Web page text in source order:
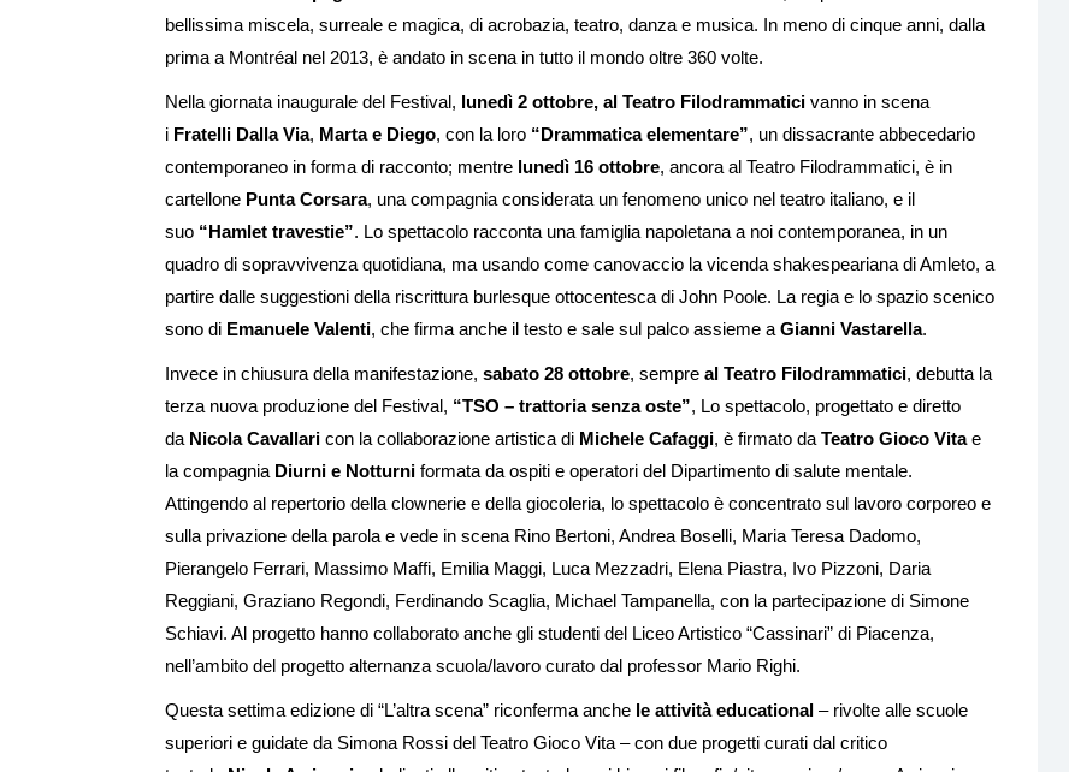
bellissima miscela, surreale e magica, di acrobazia, teatro, danza e musica. In meno di cinque anni, dalla
prima a Montréal nel 2013, è andato in scena in tutto il mondo oltre 360 volte.
Nella giornata inaugurale del Festival, lunedì 2 ottobre, al Teatro Filodrammatici vanno in scena
i Fratelli Dalla Via, Marta e Diego, con la loro “Drammatica elementare”, un dissacrante abbecedario
contemporaneo in forma di racconto; mentre lunedì 16 ottobre, ancora al Teatro Filodrammatici, è in
cartellone Punta Corsara, una compagnia considerata un fenomeno unico nel teatro italiano, e il
suo “Hamlet travestie”. Lo spettacolo racconta una famiglia napoletana a noi contemporanea, in un
quadro di sopravvivenza quotidiana, ma usando come canovaccio la vicenda shakespeariana di Amleto, a
partire dalle suggestioni della riscrittura burlesque ottocentesca di John Poole. La regia e lo spazio scenico
sono di Emanuele Valenti, che firma anche il testo e sale sul palco assieme a Gianni Vastarella.
Invece in chiusura della manifestazione, sabato 28 ottobre, sempre al Teatro Filodrammatici, debutta la
terza nuova produzione del Festival, “TSO – trattoria senza oste”, Lo spettacolo, progettato e diretto
da Nicola Cavallari con la collaborazione artistica di Michele Cafaggi, è firmato da Teatro Gioco Vitae
la compagnia Diurni e Notturni formata da ospiti e operatori del Dipartimento di salute mentale.
Attingendo al repertorio della clownerie e della giocoleria, lo spettacolo è concentrato sul lavoro corporeo e
sulla privazione della parola e vede in scena Rino Bertoni, Andrea Boselli, Maria Teresa Dadomo,
Pierangelo Ferrari, Massimo Maffi, Emilia Maggi, Luca Mezzadri, Elena Piastra, Ivo Pizzoni, Daria
Reggiani, Graziano Regondi, Ferdinando Scaglia, Michael Tampanella, con la partecipazione di Simone
Schiavi. Al progetto hanno collaborato anche gli studenti del Liceo Artistico “Cassinari” di Piacenza,
nell’ambito del progetto alternanza scuola/lavoro curato dal professor Mario Righi.
Questa settima edizione di “L’altra scena” riconferma anche le attività educational – rivolte alle scuole
superiori e guidate da Simona Rossi del Teatro Gioco Vita – con due progetti curati dal critico